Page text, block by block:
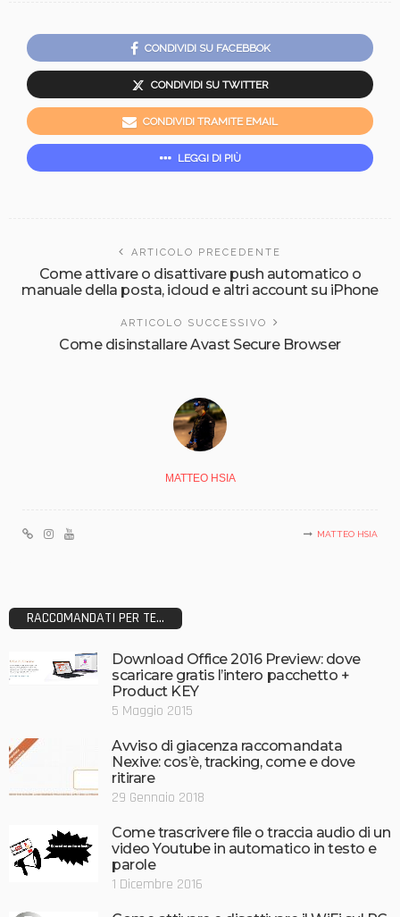
CONDIVIDI SU FACEBBOK
CONDIVIDI SU TWITTER
CONDIVIDI TRAMITE EMAIL
LEGGI DI PIÙ
ARTICOLO PRECEDENTE
Come attivare o disattivare push automatico o
manuale della posta, icloud e altri account su iPhone
ARTICOLO SUCCESSIVO
Come disinstallare Avast Secure Browser
MATTEO HSIA
MATTEO HSIA
RACCOMANDATI PER TE...
Download Office 2016 Preview: dove
scaricare gratis l’intero pacchetto +
Product KEY
5 Maggio 2015
Avviso di giacenza raccomandata
Nexive: cos’è, tracking, come e dove
ritirare
29 Gennaio 2018
Come trascrivere file o traccia audio di un
video Youtube in automatico in testo e
parole
1 Dicembre 2016